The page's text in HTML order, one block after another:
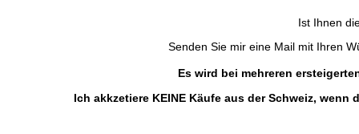
Ist Ihnen
Senden Sie mir eine Mail mit Ihren
Es wird bei mehreren
Ich akkzetiere KEINE Käufe aus der Schweiz,